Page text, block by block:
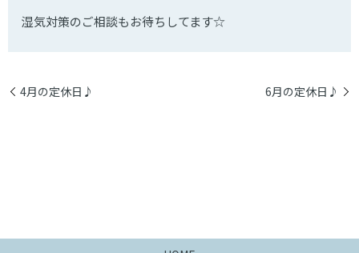
湿気対策のご相談もお待ちしてます☆
4月の定休日♪ 6月の定休日♪